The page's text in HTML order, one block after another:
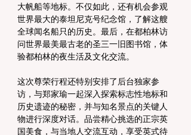
大帆船等地标。不仅如此，还有机会参观
世界最大的泰坦尼克号纪念馆，了解这艘
全球闻名船只的历史。最后，在都柏林访
问世界最美最古老的圣三一旧图书馆，体
验都柏林的夜生活及文化交流。
这次尊荣行程还特别安排了后台独家参
访，与郑家瑜一起深入探索标志性地标和
历史遗迹的秘密，并与知名景点的关键人
物进行深度对话。品尝精心挑选的正宗英
国美食，与当地人交流互动，享受英式待